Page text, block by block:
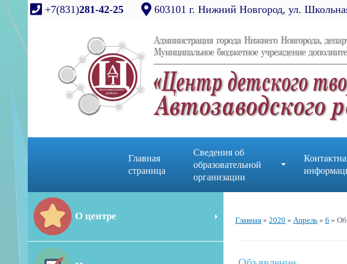
+7(831)281-42-25 603101 г. Нижний Новгород, ул.
Главная
страница
Сведения об
образовательной
организации
О центре Главная » 2020 » Апрель » 6 »